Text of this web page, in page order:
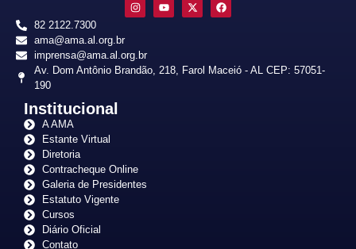
82 2122.7300
ama@ama.al.org.br
imprensa@ama.al.org.br
Av. Dom Antônio Brandão, 218, Farol Maceió - AL CEP: 57051-
190
Institucional
A AMA
Estante Virtual
Diretoria
Contracheque Online
Galeria de Presidentes
Estatuto Vigente
Cursos
Diário Oficial
Contato